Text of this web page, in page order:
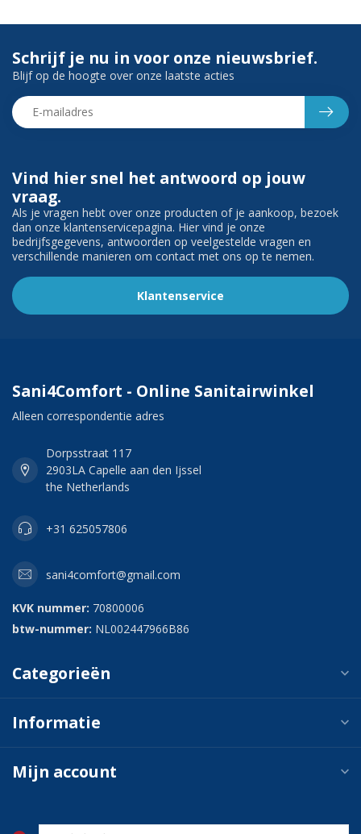
Vind hier snel het antwoord op jouw
vraag.
Als je vragen hebt over onze producten of je aankoop, bezoek
dan onze klantenservicepagina. Hier vind je onze
bedrijfsgegevens, antwoorden op veelgestelde vragen en
verschillende manieren om contact met ons op te nemen.
Klantenservice
Schrijf je nu in voor onze nieuwsbrief.
Blijf op de hoogte over onze laatste acties
Sani4Comfort - Online Sanitairwinkel
Alleen correspondentie adres
Dorpsstraat 117
2903LA Capelle aan den Ijssel
the Netherlands
+31 625057806
sani4comfort@gmail.com
KVK nummer: 70800006
btw-nummer: NL002447966B86
Categorieën
Informatie
Mijn account